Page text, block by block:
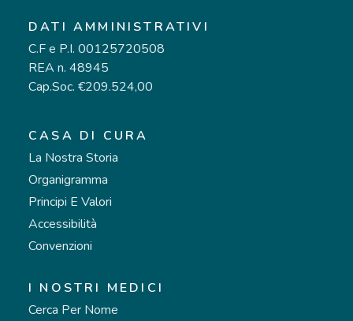
DATI AMMINISTRATIVI
C.F e P.I. 00125720508
REA n. 48945
Cap.Soc. €209.524,00
CASA DI CURA
La Nostra Storia
Organigramma
Principi E Valori
Accessibilità
Convenzioni
I NOSTRI MEDICI
Cerca Per Nome